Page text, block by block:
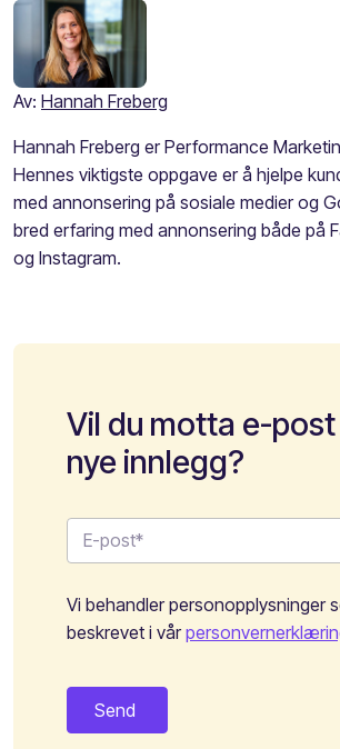
Av: Hannah Freberg
Hannah Freberg er Performance
Hennes viktigste oppgave er å hjelpe
med annonsering på sosiale medier og
bred erfaring med annonsering både på
og Instagram.
Vil du motta e-
nye innlegg?
Vi behandler personopplysninger
beskrevet i vår